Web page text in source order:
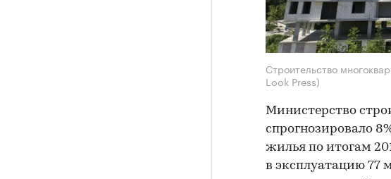
Строительство
Look Press)
Министерство
спрогнозировало
жилья по итогам
в эксплуатацию 77